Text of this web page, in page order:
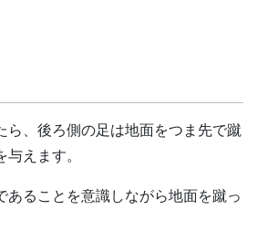
ら、後ろ側の足は地面をつま先で蹴
えます。
あることを意識しながら地面を蹴っ